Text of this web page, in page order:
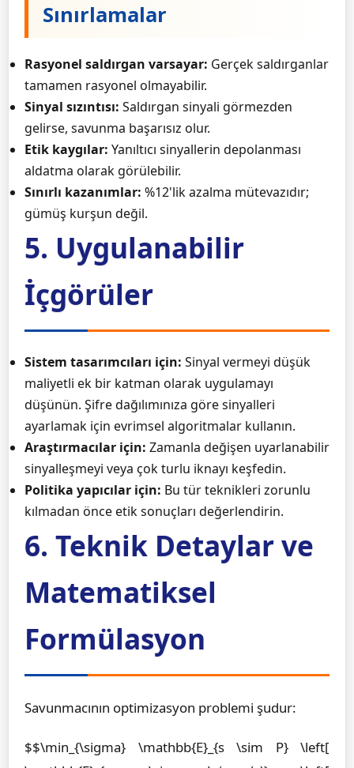
Sınırlamalar
Rasyonel saldırgan varsayar: Gerçek saldırganlar
tamamen rasyonel olmayabilir.
Sinyal sızıntısı: Saldırgan sinyali görmezden
gelirse, savunma başarısız olur.
Etik kaygılar: Yanıltıcı sinyallerin depolanması
aldatma olarak görülebilir.
Sınırlı kazanımlar: %12'lik azalma mütevazıdır;
gümüş kurşun değil.
5. Uygulanabilir
İçgörüler
Sistem tasarımcıları için: Sinyal vermeyi düşük
maliyetli ek bir katman olarak uygulamayı
düşünün. Şifre dağılımınıza göre sinyalleri
ayarlamak için evrimsel algoritmalar kullanın.
Araştırmacılar için: Zamanla değişen uyarlanabilir
sinyalleşmeyi veya çok turlu iknayı keşfedin.
Politika yapıcılar için: Bu tür teknikleri zorunlu
kılmadan önce etik sonuçları değerlendirin.
6. Teknik Detaylar ve
Matematiksel
Formülasyon
Savunmacının optimizasyon problemi şudur:
$$\min_{\sigma} \mathbb{E}_{s \sim P} \left[